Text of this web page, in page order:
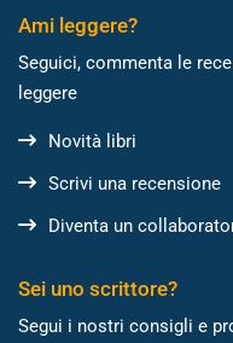
Ami leggere?
Seguici, commenta le
leggere
Novità libri
Scrivi una recensione
Diventa un
Sei uno scrittore?
Segui i nostri consigli e